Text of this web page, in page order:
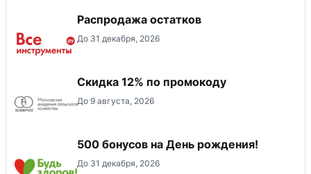
Распродажа остатков
До 31 декабря, 2026
Скидка 12% по промокоду
До 9 августа, 2026
500 бонусов на День рождения!
До 31 декабря, 2026